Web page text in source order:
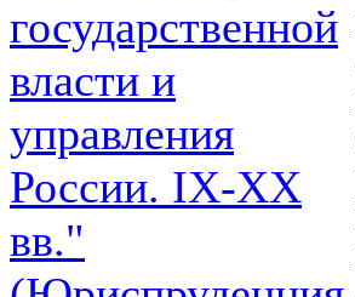
государственной
власти и
управления
России. IХ-ХХ
вв."